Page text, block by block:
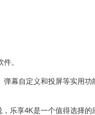
。
幕自定义和投屏等实用
乐享4K是一个值得选择的